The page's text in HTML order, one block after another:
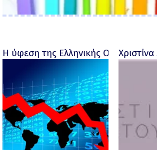
Η ύφεση της Ελληνικής